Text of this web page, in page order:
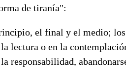
de tiranía":
el final y el medio;
lectura o en la
responsabilidad,